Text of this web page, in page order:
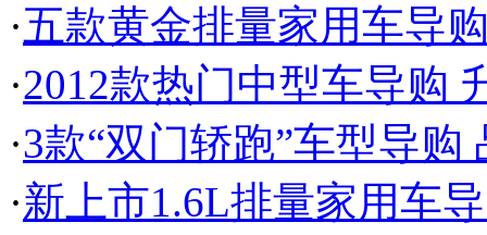
·五款黄金排量家用车导
·2012款热门中型车导购
·3款“双门轿跑”车型导购
·新上市1.6L排量家用车